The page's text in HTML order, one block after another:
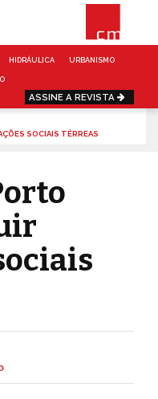
HIDRÁULICA URBANISMO
ASSINE A REVISTA
SOCIAIS TÉRREAS